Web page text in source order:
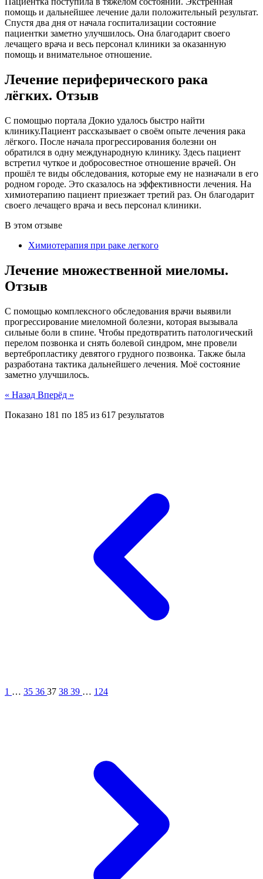
помощь и дальнейшее лечение дали положительный результат.
Спустя два дня от начала госпитализации состояние
пациентки заметно улучшилось. Она благодарит своего
лечащего врача и весь персонал клиники за оказанную
помощь и внимательное отношение.
Лечение периферического рака
лёгких. Отзыв
С помощью портала Докио удалось быстро найти
клинику.Пациент рассказывает о своём опыте лечения рака
лёгкого. После начала прогрессирования болезни он
обратился в одну международную клинику. Здесь пациент
встретил чуткое и добросовестное отношение врачей. Он
прошёл те виды обследования, которые ему не назначали в его
родном городе. Это сказалось на эффективности лечения. На
химиотерапию пациент приезжает третий раз. Он благодарит
своего лечащего врача и весь персонал клиники.
В этом отзыве
Химиотерапия при раке легкого
Лечение множественной миеломы.
Отзыв
С помощью комплексного обследования врачи выявили
прогрессирование миеломной болезни, которая вызывала
сильные боли в спине. Чтобы предотвратить патологический
перелом позвонка и снять болевой синдром, мне провели
вертебропластику девятого грудного позвонка. Также была
разработана тактика дальнейшего лечения. Моё состояние
заметно улучшилось.
« Назад Вперёд »
Показано 181 по 185 из 617 результатов
1 … 35 36 37 38 39 … 124